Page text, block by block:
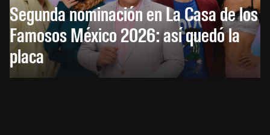
Segunda nominación en La Casa de los
Famosos México 2026: así quedó la
placa